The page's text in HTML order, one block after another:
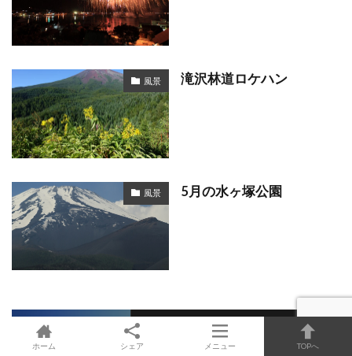
風景 滝沢林道ロケハン
風景 5月の水ヶ塚公園
ホーム シェア メニュー TOPへ